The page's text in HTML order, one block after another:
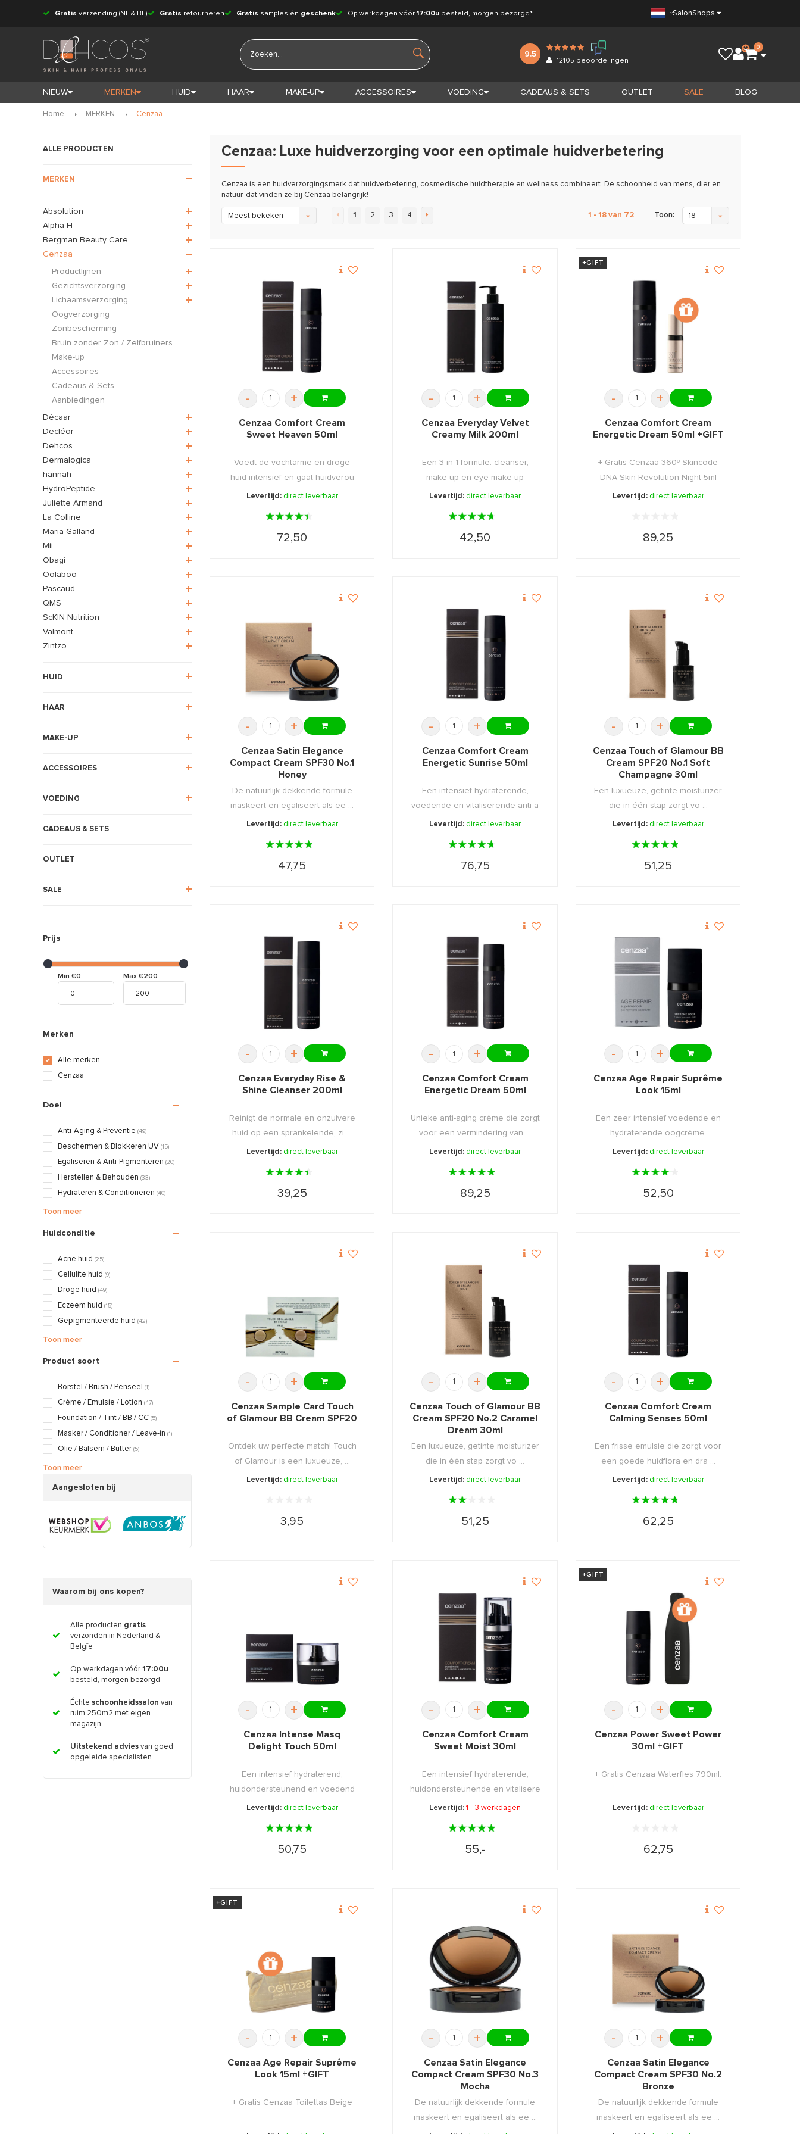
Gratis verzending (NL & BE) Gratis retourneren Gratis samples én geschenk Op werkdagen vóór 17:00u besteld, morgen bezorgd* SalonShops
9.5
12105 beoordelingen
0
NIEUW MERKEN HUID HAAR MAKE-UP ACCESSOIRES VOEDING CADEAUS & SETS OUTLET SALE BLOG
Home MERKEN Cenzaa
ALLE PRODUCTEN
MERKEN
Absolution
Alpha-H
Bergman Beauty Care
Cenzaa
Productlijnen
Gezichtsverzorging
Lichaamsverzorging
Oogverzorging
Zonbescherming
Bruin zonder Zon / Zelfbruiners
Make-up
Accessoires
Cadeaus & Sets
Aanbiedingen
Décaar
Decléor
Dehcos
Dermalogica
hannah
HydroPeptide
Juliette Armand
La Colline
Maria Galland
Mii
Obagi
Oolaboo
Pascaud
QMS
ScKIN Nutrition
Valmont
Zintzo
HUID
HAAR
MAKE-UP
ACCESSOIRES
VOEDING
CADEAUS & SETS
OUTLET
SALE
Prijs
Min €0 Max €200
Merken
Alle merken
Cenzaa
Doel
Anti-Aging & Preventie (49)
Beschermen & Blokkeren UV (15)
Egaliseren & Anti-Pigmenteren (20)
Herstellen & Behouden (33)
Hydrateren & Conditioneren (40)
Kalmeren & Verzachten
Matteren & Egaliseren
Peelen & Stimuleren
Reinigen & Detoxen
Voeden & Verzorgen
Toon meer
Huidconditie
Acne huid (25)
Cellulite huid (9)
Droge huid (49)
Eczeem huid (15)
Gepigmenteerde huid (42)
Gevoelige / Geïrriteerde huid
Rosacea / Couperose huid
Verslapte huid (60)
Vette / Gecombineerde huid
Vochtarme / Trekkerige huid (49)
Zwangerschapshuid
Toon meer
Product soort
Borstel / Brush / Penseel (1)
Crème / Emulsie / Lotion (47)
Foundation / Tint / BB / CC (5)
Masker / Conditioner / Leave-in (1)
Olie / Balsem / Butter (5)
Peeling / Scrub / Exfoliant
(1)
Toon meer
Aangesloten bij
Waarom bij ons kopen?
Alle producten gratis
verzonden in Nederland &
Belgïe
Op werkdagen vóór 17:00u
besteld, morgen bezorgd
Échte schoonheidssalon van
ruim 250m2 met eigen
magazijn
Uitstekend advies van goed
opgeleide specialisten
Cenzaa: Luxe huidverzorging voor een optimale huidverbetering
Cenzaa is een huidverzorgingsmerk dat huidverbetering, cosmedische huidtherapie en wellness combineert. De schoonheid van mens, dier en
natuur, dat vinden ze bij Cenzaa belangrijk!
Meest bekeken 1 2 3 4 1 - 18 van 72 Toon: 18
- +
Cenzaa Comfort Cream
Sweet Heaven 50ml
Voedt de vochtarme en droge
huid intensief en gaat huidverou
...
Levertijd: direct leverbaar
72,50
- +
Cenzaa Everyday Velvet
Creamy Milk 200ml
Een 3 in 1-formule: cleanser,
make-up en eye make-up
remover ...
Levertijd: direct leverbaar
42,50
+GIFT
- +
Cenzaa Comfort Cream
Energetic Dream 50ml +GIFT
+ Gratis Cenzaa 360º Skincode
DNA Skin Revolution Night 5ml
Levertijd: direct leverbaar
89,25
- +
Cenzaa Satin Elegance
Compact Cream SPF30 No.1
Honey
De natuurlijk dekkende formule
maskeert en egaliseert als ee ...
Levertijd: direct leverbaar
47,75
- +
Cenzaa Comfort Cream
Energetic Sunrise 50ml
Een intensief hydraterende,
voedende en vitaliserende anti-a
Levertijd: direct leverbaar
76,75
- +
Cenzaa Touch of Glamour BB
Cream SPF20 No.1 Soft
Champagne 30ml
Een luxueuze, getinte moisturizer
die in één stap zorgt vo ...
Levertijd: direct leverbaar
51,25
- +
Cenzaa Everyday Rise &
Shine Cleanser 200ml
Reinigt de normale en onzuivere
huid op een sprankelende, zi ...
Levertijd: direct leverbaar
39,25
- +
Cenzaa Comfort Cream
Energetic Dream 50ml
Unieke anti-aging crème die zorgt
voor een vermindering van ...
Levertijd: direct leverbaar
89,25
- +
Cenzaa Age Repair Suprême
Look 15ml
Een zeer intensief voedende en
hydraterende oogcrème.
Levertijd: direct leverbaar
52,50
- +
Cenzaa Sample Card Touch
of Glamour BB Cream SPF20
Ontdek uw perfecte match! Touch
of Glamour is een luxueuze, ...
Levertijd: direct leverbaar
3,95
- +
Cenzaa Touch of Glamour BB
Cream SPF20 No.2 Caramel
Dream 30ml
Een luxueuze, getinte moisturizer
die in één stap zorgt vo ...
Levertijd: direct leverbaar
51,25
- +
Cenzaa Comfort Cream
Calming Senses 50ml
Een frisse emulsie die zorgt voor
een goede huidflora en dra ...
Levertijd: direct leverbaar
62,25
- +
Cenzaa Intense Masq
Delight Touch 50ml
Een intensief hydraterend,
huidondersteunend en voedend
mask ...
Levertijd: direct leverbaar
50,75
- +
Cenzaa Comfort Cream
Sweet Moist 30ml
Een intensief hydraterende,
huidondersteunende en vitalisere
...
Levertijd:1 - 3 werkdagen
55,-
+GIFT
- +
Cenzaa Power Sweet Power
30ml +GIFT
+ Gratis Cenzaa Waterfles 790ml.
Levertijd: direct leverbaar
62,75
+GIFT
- +
Cenzaa Age Repair Suprême
Look 15ml +GIFT
+ Gratis Cenzaa Toilettas Beige
- +
Cenzaa Satin Elegance
Compact Cream SPF30 No.3
Mocha
De natuurlijk dekkende formule
maskeert en egaliseert als ee ...
- +
Cenzaa Satin Elegance
Compact Cream SPF30 No.2
Bronze
De natuurlijk dekkende formule
maskeert en egaliseert als ee ...